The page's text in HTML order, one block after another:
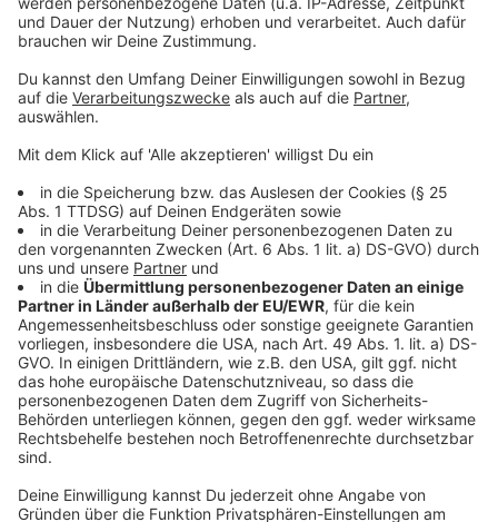
mit der Mutter gegeben. Hilfe des Jugendamts lehnte
sie stets ab. "Sie wurde in ihrer Elternverantwortung
gegen den Hauptverdächtigen einging, habe es
geheißen, er lebe ja nicht im Haushalt seiner
Lebensgefährtin und sei auch in Therapie.
Anzeige
In dem Kindesmissbrauchsfall gibt es inzwischen 18
Verdächtige und sechs identifizierte Opfer. Sieben
Verdächtige sitzen in Untersuchungshaft. Der Fall war
erst Anfang Juni bekannt geworden. Rund eineinhalb
Jahre hatten die Ermittler gebraucht, um die
hochprofessionell verschlüsselten Computer, Handys
und Tablets des Hauptverdächtigen zu knacken und
Bilder von Kindesmissbrauch in ungeheuren Mengen zu
finden. Haupttatort war eine inzwischen abgerissene
Gartenlaube in Kinderhaus.